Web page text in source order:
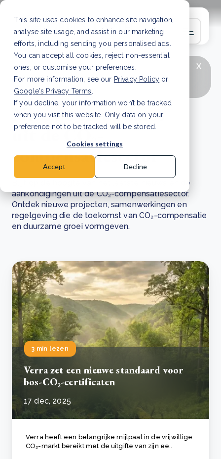
This site uses cookies to enhance site navigation,
analyse site usage, and assist in our marketing
efforts, including sending you personalised ads.
You can accept all cookies, reject non-essential
ones, or customise your preferences.
For more information, see our Privacy Policy or
Google's Privacy Terms
If you decline, your information won’t be tracked
when you visit this website. Only data on your
preference not to be tracked will be stored.
Cookies settings
Accept Decline
x
LAATSTE ARTIKEL
CSRD en uw positie als
leverancier: wat verandert er in 2026?Lees
artikel
Nieuws en updates
uit de CO₂-
compensatiesector
Blijf op de hoogte van het laatste nieuws en de
aankondigingen uit de CO₂-compensatiesector.
Ontdek nieuwe projecten, samenwerkingen en
regelgeving die de toekomst van CO₂-compensatie
en duurzame groei vormgeven.
3 min lezen
Verra zet een nieuwe standaard voor
bos-CO₂-certificaten
17 dec, 2025
Verra heeft een belangrijke mijlpaal in de vrijwillige
CO₂-markt bereikt met de uitgifte van zijn ee..